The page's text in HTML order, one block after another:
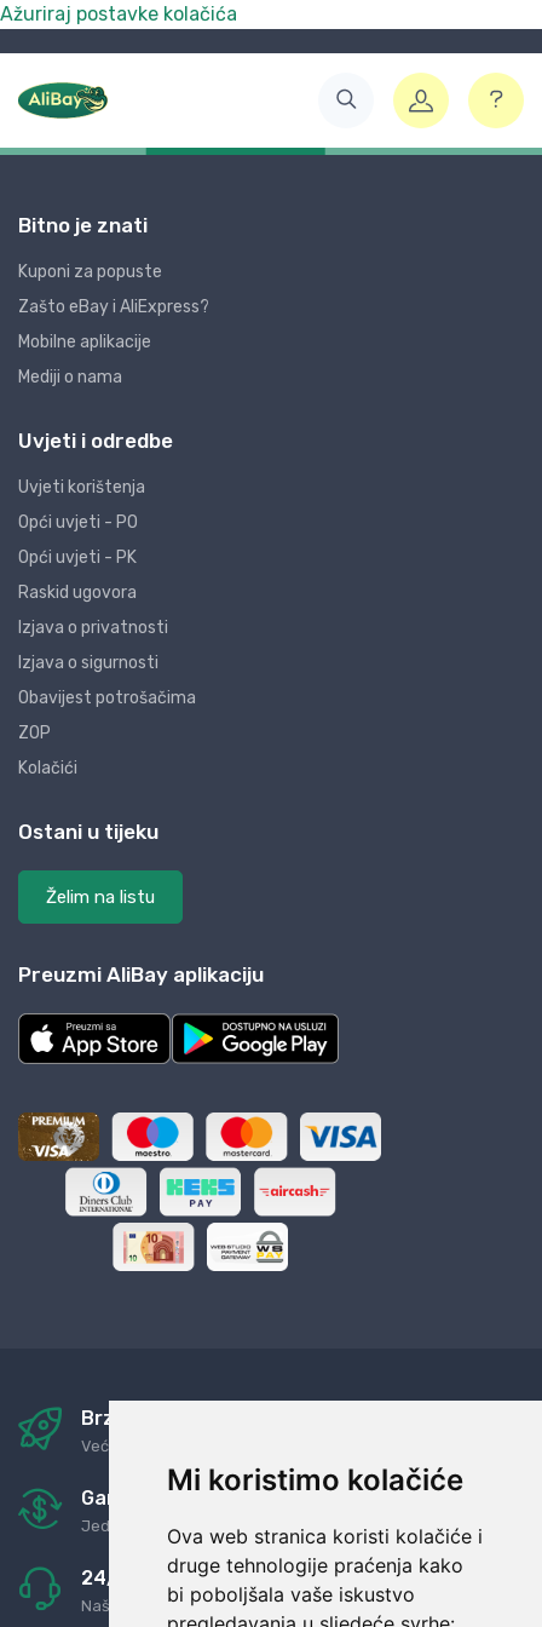
Mi koristimo kolačiće
Ova web stranica koristi kolačiće i
druge tehnologije praćenja kako
bi poboljšala vaše iskustvo
Ažuriraj postavke kolačića
Bitno je znati
Kuponi za popuste
Zašto eBay i AliExpress?
Mobilne aplikacije
Mediji o nama
Uvjeti i odredbe
Uvjeti korištenja
Opći uvjeti - PO
Opći uvjeti - PK
Raskid ugovora
Izjava o privatnosti
Izjava o sigurnosti
Obavijest potrošačima
ZOP
Kolačići
Ostani u tijeku
Želim na listu
Preuzmi AliBay aplikaciju
Brza i sigurna dostava
Već za nekoliko dana kod vas
Garancija u povrat novaca
Jednostavno pravilo: Roba za novac
24/7 odlična podrška
Naši agenti uvijek na raspolaganju